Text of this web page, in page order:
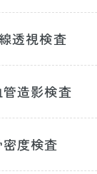
透視検査
造影検査
度検査